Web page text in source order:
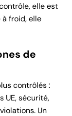
elle est
froid, elle
de
contrôlés :
UE, sécurité,
Un